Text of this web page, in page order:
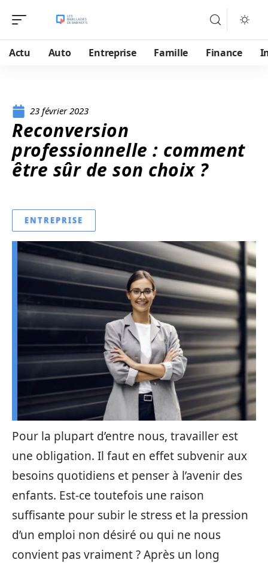
Actu Auto Entreprise Famille Finance
23 février 2023
Reconversion
professionnelle : comment
être sûr de son choix ?
ENTREPRISE
Pour la plupart d’entre nous, travailler est
une obligation. Il faut en effet subvenir aux
besoins quotidiens et penser à l’avenir des
enfants. Est-ce toutefois une raison
suffisante pour subir le stress et la pression
d’un emploi non désiré ou qui ne nous
convient pas vraiment ? Après un long